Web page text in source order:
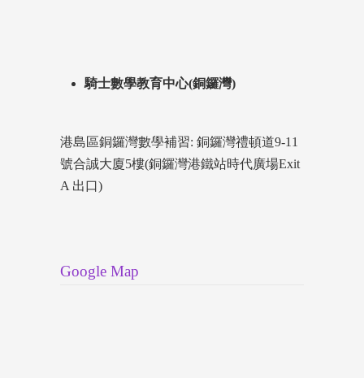
騎士數學教育中心(銅鑼灣)
港島區銅鑼灣數學補習: 銅鑼灣禮頓道9-11
號合誠大廈5樓(銅鑼灣港鐵站時代廣場Exit
A 出口)
Google Map